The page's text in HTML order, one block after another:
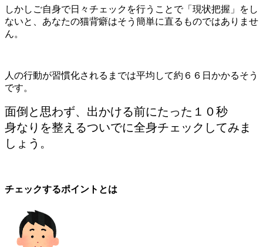
しかしご自身で日々チェックを行うことで「現状把握」をし
ないと、あなたの猫背癖はそう簡単に直るものではありませ
ん。
人の行動が習慣化されるまでは平均して約６６日かかるそう
です。
面倒と思わず、出かける前にたった１０秒
身なりを整えるついでに全身チェックしてみま
しょう。
チェックするポイントとは